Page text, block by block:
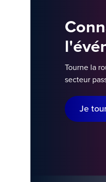
Tourne la
secteur
Je